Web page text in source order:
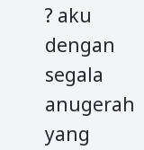
? aku
dengan
segala
anugerah
yang